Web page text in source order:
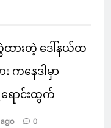
းဆွဲထားတဲ့ ဒေါ်နယ်ထ
ကနေဒါမှာ
ရောင်းထွက်
0